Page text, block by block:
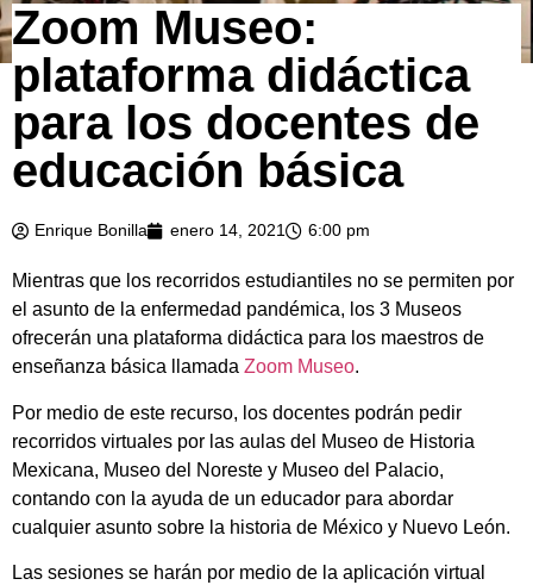
Zoom Museo:
plataforma didáctica
para los docentes de
educación básica
Enrique Bonilla enero 14, 2021 6:00 pm
Mientras que los recorridos estudiantiles no se permiten por
el asunto de la enfermedad pandémica, los 3 Museos
ofrecerán una plataforma didáctica para los maestros de
enseñanza básica llamada Zoom Museo.
Por medio de este recurso, los docentes podrán pedir
recorridos virtuales por las aulas del Museo de Historia
Mexicana, Museo del Noreste y Museo del Palacio,
contando con la ayuda de un educador para abordar
cualquier asunto sobre la historia de México y Nuevo León.
Las sesiones se harán por medio de la aplicación virtual